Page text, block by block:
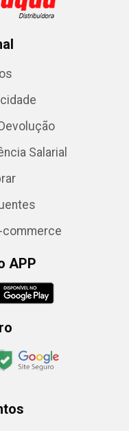
Salarial
commerce
APP